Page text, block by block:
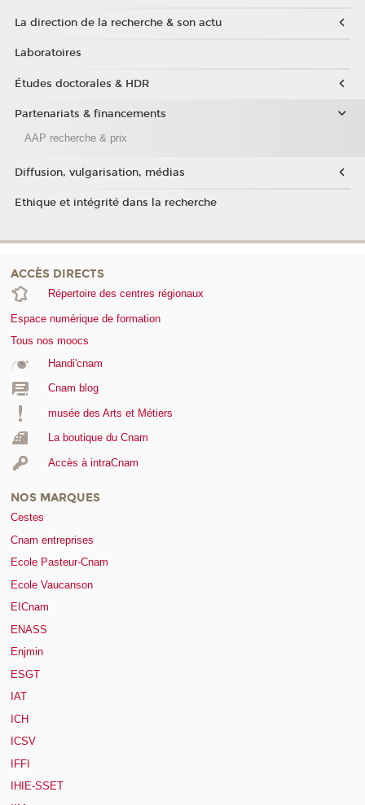
La direction de la recherche & son actu
Laboratoires
Études doctorales & HDR
Partenariats & financements
AAP recherche & prix
Diffusion, vulgarisation, médias
Ethique et intégrité dans la recherche
ACCÈS DIRECTS
Répertoire des centres régionaux
Espace numérique de formation
Tous nos moocs
Handi'cnam
Cnam blog
musée des Arts et Métiers
La boutique du Cnam
Accès à intraCnam
NOS MARQUES
Cestes
Cnam entreprises
Ecole Pasteur-Cnam
Ecole Vaucanson
EICnam
ENASS
Enjmin
ESGT
IAT
ICH
ICSV
IFFI
IHIE-SSET